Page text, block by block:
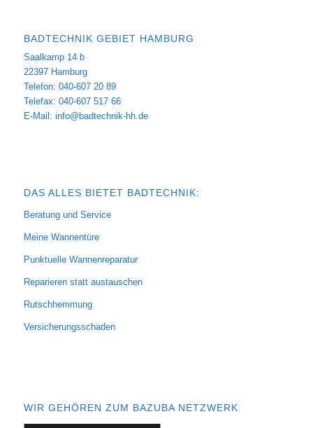
BADTECHNIK GEBIET HAMBURG
Saalkamp 14 b
22397 Hamburg
Telefon: 040-607 20 89
Telefax: 040-607 517 66
E-Mail: info@badtechnik-hh.de
DAS ALLES BIETET BADTECHNIK:
Beratung und Service
Meine Wannentüre
Punktuelle Wannenreparatur
Reparieren statt austauschen
Rutschhemmung
Versicherungsschaden
WIR GEHÖREN ZUM BAZUBA NETZWERK